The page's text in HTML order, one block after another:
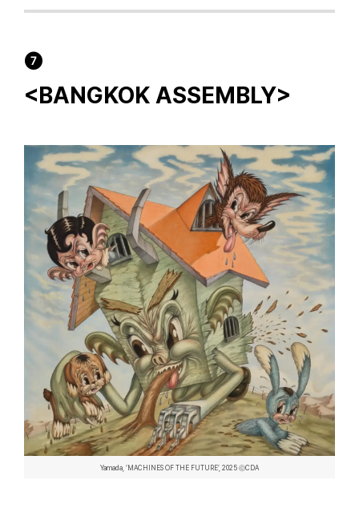
❼
<BANGKOK ASSEMBLY>
Yamada, ‘MACHINES OF THE FUTURE’, 2025 ⓒCDA